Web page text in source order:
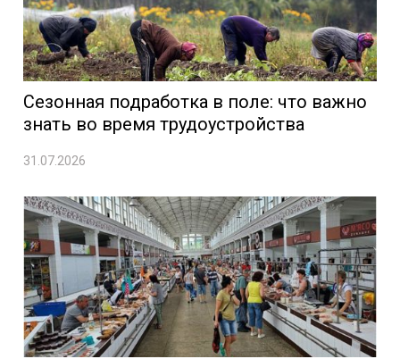
Сезонная подработка в поле: что важно
знать во время трудоустройства
31.07.2026